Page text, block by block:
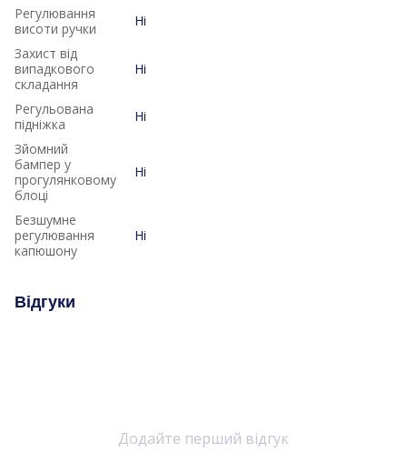
Регулювання
висоти ручки
Ні
Захист від
випадкового
складання
Ні
Регульована
підніжка
Ні
Зйомний
бампер у
прогулянковому
блоці
Ні
Безшумне
регулювання
капюшону
Ні
Відгуки
Додайте перший відгук